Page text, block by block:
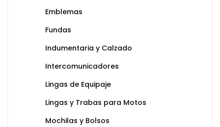
Emblemas
Fundas
Indumentaria y Calzado
Intercomunicadores
Lingas de Equipaje
Lingas y Trabas para Motos
Mochilas y Bolsos